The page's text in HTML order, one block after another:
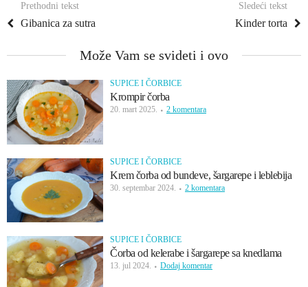
Prethodni tekst
Gibanica za sutra
Sledeći tekst
Kinder torta
Može Vam se svideti i ovo
SUPICE I ČORBICE
Krompir čorba
20. mart 2025. 2 komentara
SUPICE I ČORBICE
Krem čorba od bundeve, šargarepe i leblebija
30. septembar 2024. 2 komentara
SUPICE I ČORBICE
Čorba od kelerabe i šargarepe sa knedlama
13. jul 2024. Dodaj komentar